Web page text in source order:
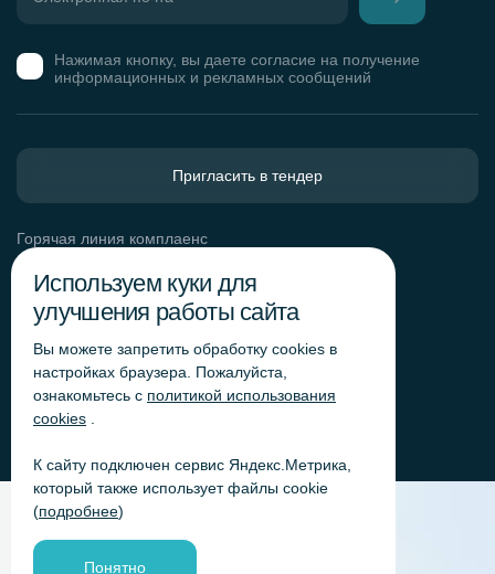
Нажимая кнопку, вы даете согласие на получение
информационных и рекламных сообщений
Горячая линия комплаенс
Согласие на обработку персональных данных
Политика обработки файлов cookie
Согласие на обработку персональных данных
«Яндекс.Метрика»
Согласие на обработку персональных данных для
получения рекламно-информационных рассылок
Пригласить в тендер
Используем куки для
улучшения работы сайта
Вы можете запретить обработку сookies в
настройках браузера. Пожалуйста,
ознакомьтесь с политикой использования
cookies
К сайту подключен сервис Яндекс.Метрика,
который также использует файлы cookie
(подробнее)
Понятно